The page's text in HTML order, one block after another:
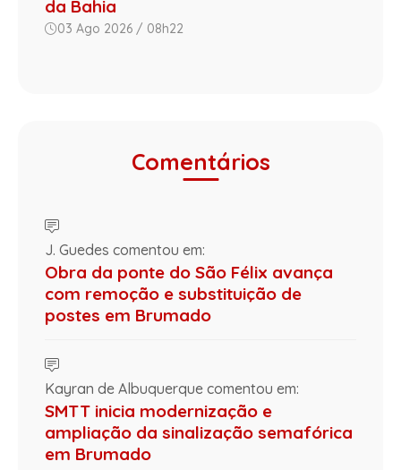
da Bahia
03 Ago 2026 / 08h22
Comentários
J. Guedes comentou em:
Obra da ponte do São Félix avança
com remoção e substituição de
postes em Brumado
Kayran de Albuquerque comentou em:
SMTT inicia modernização e
ampliação da sinalização semafórica
em Brumado